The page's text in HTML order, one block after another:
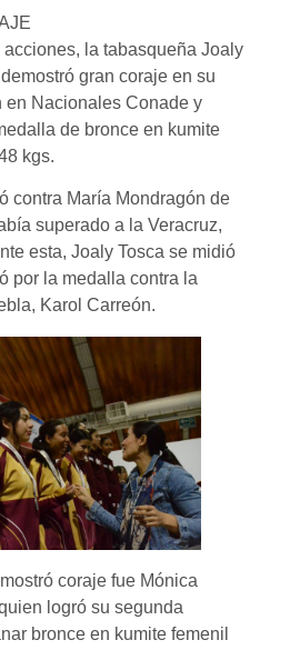
la tabasqueña Joaly
gran coraje en su
en Nacionales Conade y
de bronce en kumite
kgs.
contra María Mondragón de
superado a la Veracruz,
esta, Joaly Tosca se midió
por la medalla contra la
Karol Carreón.
coraje fue Mónica
logró su segunda
bronce en kumite femenil